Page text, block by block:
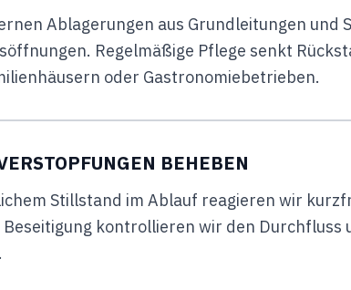
Ablagerungen aus Grundleitungen
Regelmäßige Pflege senkt
oder Gastronomiebetrieben.
BEHEBEN
Stillstand im Ablauf reagieren wir
Beseitigung kontrollieren wir den